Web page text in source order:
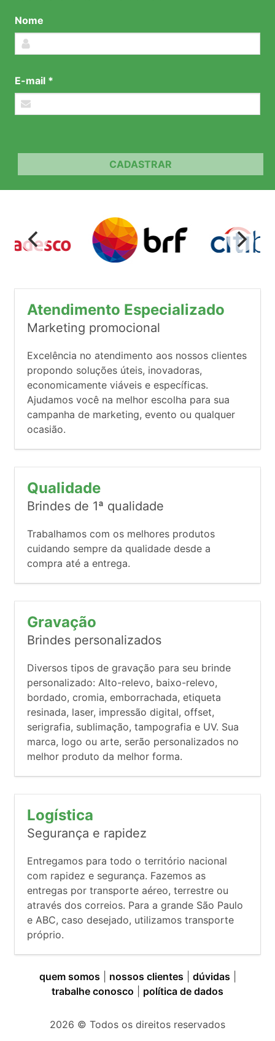
Nome
E-mail *
CADASTRAR
Atendimento Especializado
Marketing promocional
Excelência no atendimento aos nossos clientes
propondo soluções úteis, inovadoras,
economicamente viáveis e específicas.
Ajudamos você na melhor escolha para sua
campanha de marketing, evento ou qualquer
ocasião.
Qualidade
Brindes de 1ª qualidade
Trabalhamos com os melhores produtos
cuidando sempre da qualidade desde a
compra até a entrega.
Gravação
Brindes personalizados
Diversos tipos de gravação para seu brinde
personalizado: Alto-relevo, baixo-relevo,
bordado, cromia, emborrachada, etiqueta
resinada, laser, impressão digital, offset,
serigrafia, sublimação, tampografia e UV. Sua
marca, logo ou arte, serão personalizados no
melhor produto da melhor forma.
Logística
Segurança e rapidez
Entregamos para todo o território nacional
com rapidez e segurança. Fazemos as
entregas por transporte aéreo, terrestre ou
através dos correios. Para a grande São Paulo
e ABC, caso desejado, utilizamos transporte
próprio.
quem somos nossos clientes dúvidas
trabalhe conosco
política de dados
2026 © Todos os direitos reservados